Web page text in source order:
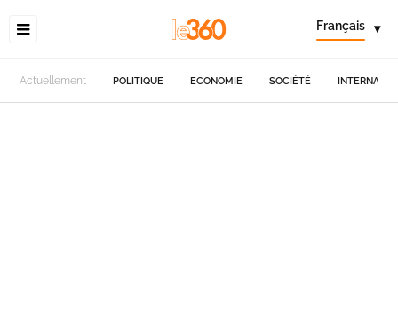
Français ▾
Actuellement POLITIQUE ECONOMIE SOCIÉTÉ